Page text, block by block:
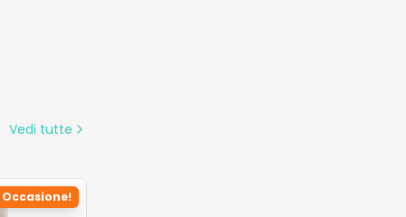
Vedi tutte
Occasione!